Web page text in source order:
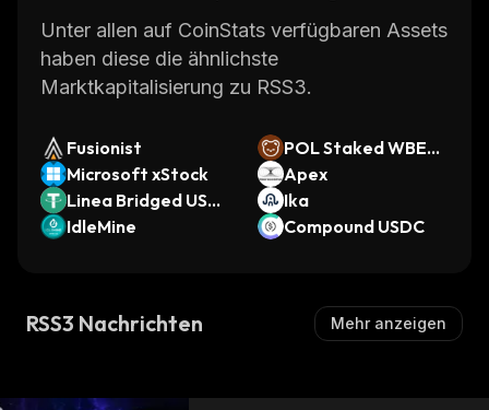
Unter allen auf CoinStats verfügbaren Assets
haben diese die ähnlichste
Marktkapitalisierung zu RSS3.
Fusionist
POL Staked WBER
A
Microsoft xStock
Apex
Linea Bridged USD
T (Linea)
Ika
IdleMine
Compound USDC
RSS3 Nachrichten Mehr anzeigen